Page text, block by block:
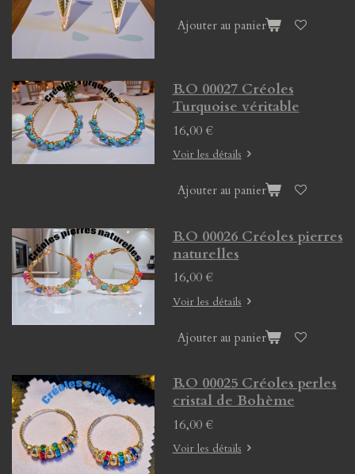
Ajouter au panier
B.O 00027 Créoles
Turquoise véritable
16,00 €
Voir les détails
Ajouter au panier
B.O 00026 Créoles pierres
naturelles
16,00 €
Voir les détails
Ajouter au panier
B.O 00025 Créoles perles
cristal de Bohème
16,00 €
Voir les détails